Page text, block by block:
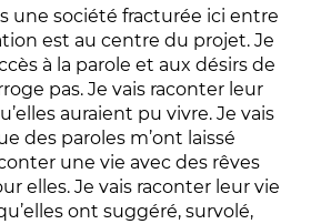
d’oralité]
[8-14 ans]
une société fracturée ici entre
est au centre du projet. Je
à la parole et aux désirs de
pas. Je vais raconter leur
auraient pu vivre. Je vais
des paroles m’ont laissé
une vie avec des rêves
elles. Je vais raconter leur vie
ont suggéré, survolé,